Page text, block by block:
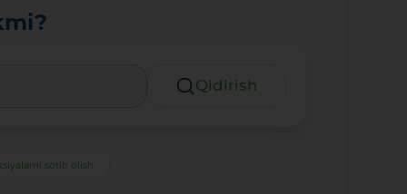
Qidirish
sotib olish